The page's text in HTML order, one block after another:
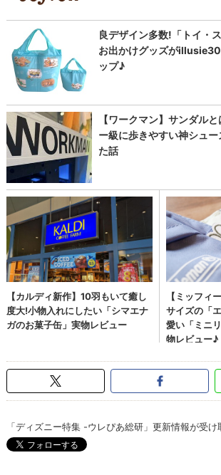
「ディズニー特集 -ウレぴあ総研」更新情報が受け